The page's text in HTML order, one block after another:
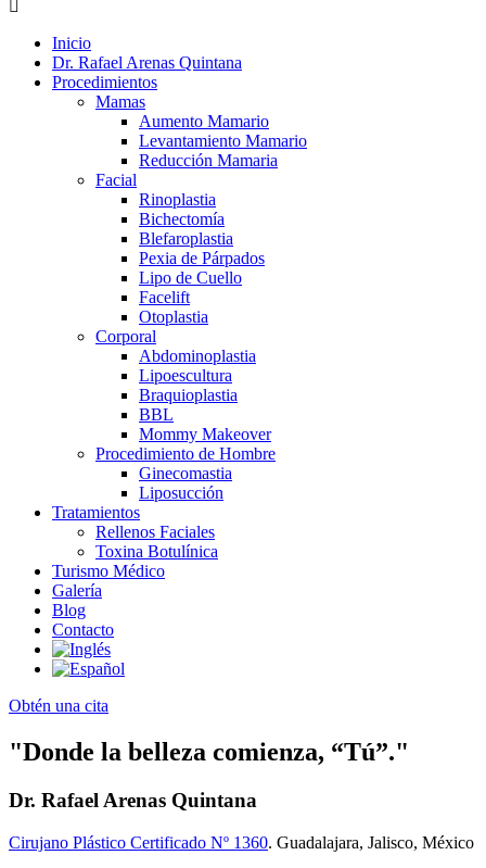
Inicio
Dr. Rafael Arenas Quintana
Procedimientos
Mamas
Aumento Mamario
Levantamiento Mamario
Reducción Mamaria
Facial
Rinoplastia
Bichectomía
Blefaroplastia
Pexia de Párpados
Lipo de Cuello
Facelift
Otoplastia
Corporal
Abdominoplastia
Lipoescultura
Braquioplastia
BBL
Mommy Makeover
Procedimiento de Hombre
Ginecomastia
Liposucción
Tratamientos
Rellenos Faciales
Toxina Botulínica
Turismo Médico
Galería
Blog
Contacto
Obtén una cita
"Donde la belleza comienza, “Tú”."
Dr. Rafael Arenas Quintana
Cirujano Plástico Certificado Nº 1360. Guadalajara, Jalisco, México